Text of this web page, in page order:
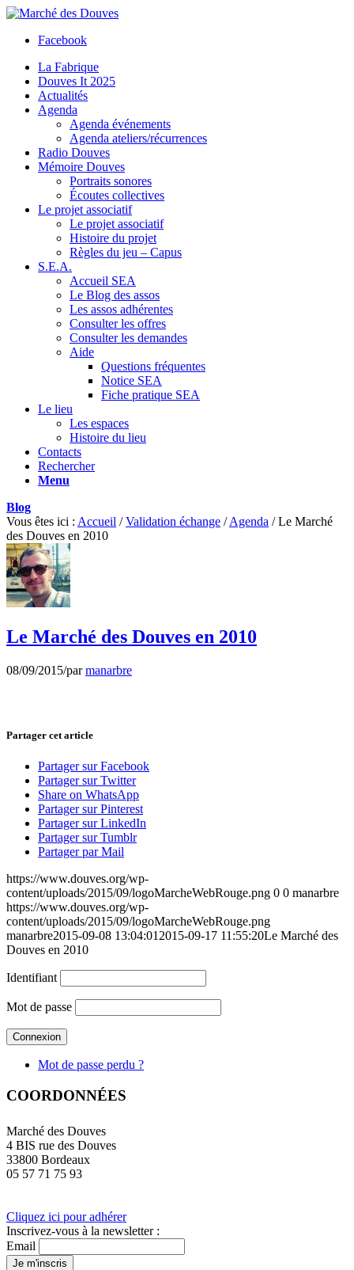
Facebook
La Fabrique
Douves It 2025
Actualités
Agenda
Agenda événements
Agenda ateliers/récurrences
Radio Douves
Mémoire Douves
Portraits sonores
Écoutes collectives
Le projet associatif
Le projet associatif
Histoire du projet
Règles du jeu – Capus
S.E.A.
Accueil SEA
Le Blog des assos
Les assos adhérentes
Consulter les offres
Consulter les demandes
Aide
Questions fréquentes
Notice SEA
Fiche pratique SEA
Le lieu
Les espaces
Histoire du lieu
Contacts
Rechercher
Menu
Blog
Vous êtes ici : Accueil / Validation échange / Agenda / Le Marché
des Douves en 2010
Le Marché des Douves en 2010
08/09/2015/parmanarbre
Partager cet article
Partager sur Facebook
Partager sur Twitter
Share on WhatsApp
Partager sur Pinterest
Partager sur LinkedIn
Partager sur Tumblr
Partager par Mail
https://www.douves.org/wp-
content/uploads/2015/09/logoMarcheWebRouge.png 0 0 manarbre
https://www.douves.org/wp-
content/uploads/2015/09/logoMarcheWebRouge.png
manarbre2015-09-08 13:04:01 2015-09-17 11:55:20Le Marché des
Douves en 2010
Identifiant
Mot de passe
Mot de passe perdu ?
COORDONNÉES
Marché des Douves
4 BIS rue des Douves
33800 Bordeaux
05 57 71 75 93
Cliquez ici pour adhérer
Inscrivez-vous à la newsletter :
Email